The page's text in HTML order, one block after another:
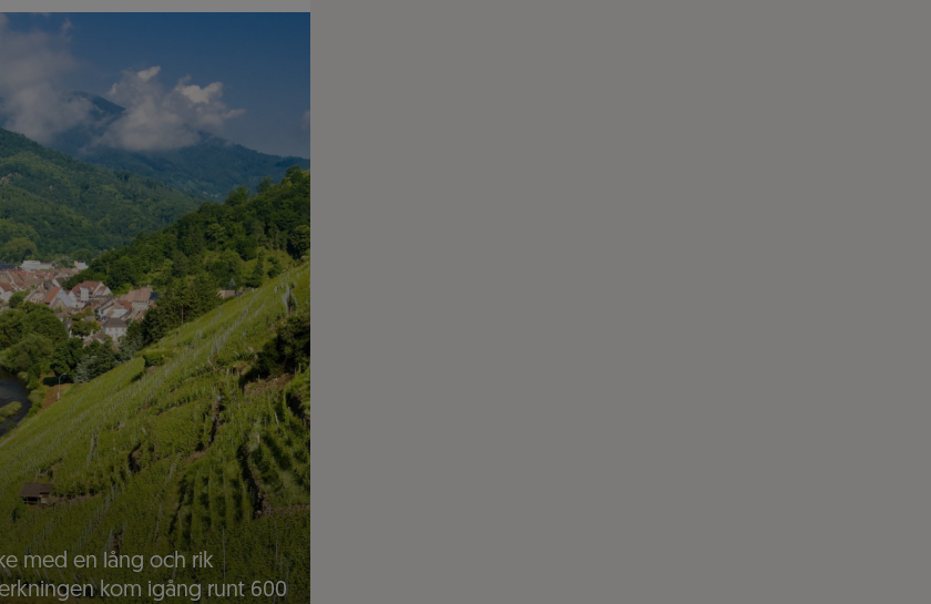
med en lång och rik
kom igång runt 600